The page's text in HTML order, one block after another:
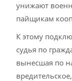
унижают
пайщикам
К этому
судья по
вынесшая по